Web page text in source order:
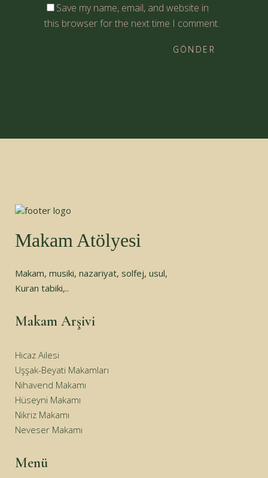
Save my name, email, and website in
this browser for the next time I comment.
Makam Atölyesi
Makam, musiki, nazariyat, solfej, usul,
Kuran tabiki,..
Makam Arşivi
Hicaz Ailesi
Uşşak-Beyati Makamları
Nihavend Makamı
Hüseyni Makamı
Nikriz Makamı
Neveser Makamı
Menü